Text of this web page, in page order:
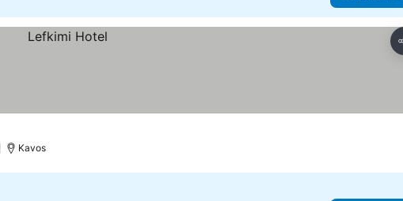
Kavos